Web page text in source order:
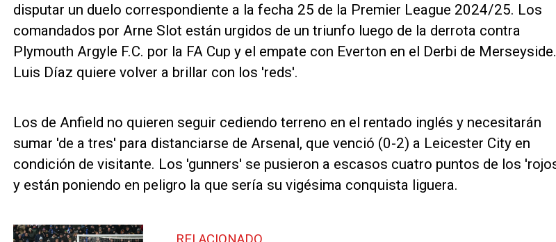
disputar un duelo correspondiente a la fecha 25 de la Premier League 2024/25. Los
comandados por Arne Slot están urgidos de un triunfo luego de la derrota contra
Plymouth Argyle F.C. por la FA Cup y el empate con Everton en el Derbi de Merseyside.
Luis Díaz quiere volver a brillar con los 'reds'.
Los de Anfield no quieren seguir cediendo terreno en el rentado inglés y necesitarán
sumar 'de a tres' para distanciarse de Arsenal, que venció (0-2) a Leicester City en
condición de visitante. Los 'gunners' se pusieron a escasos cuatro puntos de los
y están poniendo en peligro la que sería su vigésima conquista liguera.